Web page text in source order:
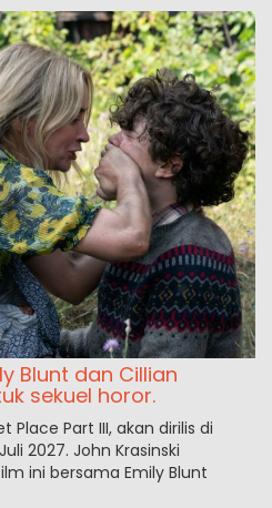
Blunt dan Cillian
sekuel horor.
Place Part III, akan dirilis di
2027. John Krasinski
ini bersama Emily Blunt